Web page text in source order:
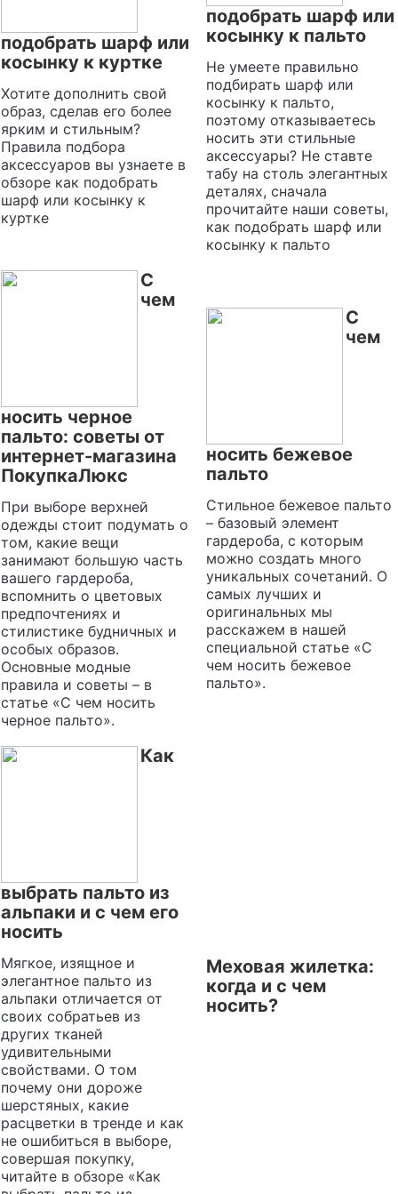
подобрать шарф или
косынку к куртке
Хотите дополнить свой
образ, сделав его более
ярким и стильным?
Правила подбора
аксессуаров вы узнаете в
обзоре как подобрать
шарф или косынку к
куртке
подобрать шарф или
косынку к пальто
Не умеете правильно
подбирать шарф или
косынку к пальто,
поэтому отказываетесь
носить эти стильные
аксессуары? Не ставте
табу на столь элегантных
деталях, сначала
прочитайте наши советы,
как подобрать шарф или
косынку к пальто
С
чем
носить черное
пальто: советы от
интернет-магазина
ПокупкаЛюкс
При выборе верхней
одежды стоит подумать о
том, какие вещи
занимают большую часть
вашего гардероба,
вспомнить о цветовых
предпочтениях и
стилистике будничных и
особых образов.
Основные модные
правила и советы – в
статье «С чем носить
черное пальто».
С
чем
носить бежевое
пальто
Стильное бежевое пальто
– базовый элемент
гардероба, с которым
можно создать много
уникальных сочетаний. О
самых лучших и
оригинальных мы
расскажем в нашей
специальной статье «С
чем носить бежевое
пальто».
Как
выбрать пальто из
альпаки и с чем его
носить
Мягкое, изящное и
элегантное пальто из
альпаки отличается от
своих собратьев из
других тканей
удивительными
свойствами. О том
почему они дороже
шерстяных, какие
расцветки в тренде и как
не ошибиться в выборе,
совершая покупку,
читайте в обзоре «Как
Меховая жилетка:
когда и с чем
носить?